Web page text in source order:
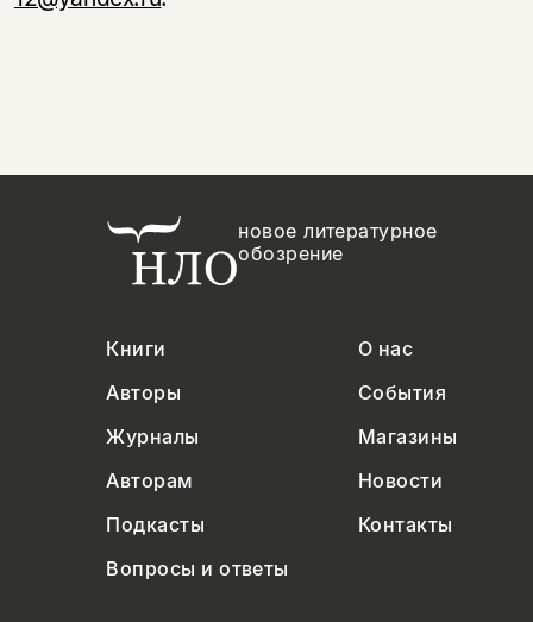
новое литературное
обозрение
Книги
О нас
Авторы
События
Журналы
Магазины
Авторам
Новости
Подкасты
Контакты
Вопросы и ответы